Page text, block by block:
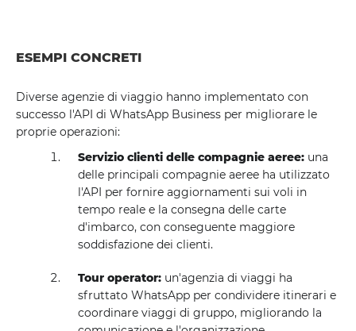
ESEMPI CONCRETI
Diverse agenzie di viaggio hanno implementato con
successo l'API di WhatsApp Business per migliorare le
proprie operazioni:
Servizio clienti delle compagnie aeree: una
delle principali compagnie aeree ha utilizzato
l'API per fornire aggiornamenti sui voli in
tempo reale e la consegna delle carte
d'imbarco, con conseguente maggiore
soddisfazione dei clienti.
Tour operator: un'agenzia di viaggi ha
sfruttato WhatsApp per condividere itinerari e
coordinare viaggi di gruppo, migliorando la